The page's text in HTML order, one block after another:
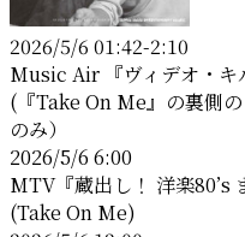
2026/5/6 01:42-2:10
Music Air 『ヴィデオ・キ
(『Take On Me』の裏側
のみ）
2026/5/6 6:00
MTV『蔵出し！ 洋楽80’s
(Take On Me)